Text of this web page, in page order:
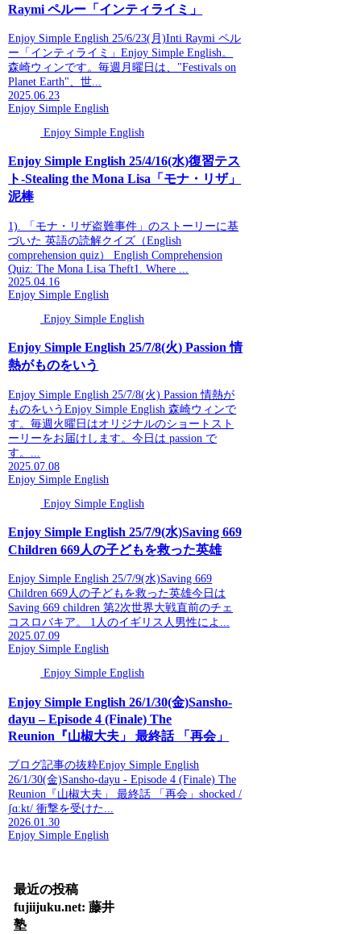
Raymi ペルー「インティライミ」
Enjoy Simple English 25/6/23(月)Inti Raymi ペル
ー「インティライミ」Enjoy Simple English。
森崎ウィンです。毎週月曜日は、"Festivals on
Planet Earth"、世...
2025.06.23
Enjoy Simple English
Enjoy Simple English
Enjoy Simple English 25/4/16(水)復習テス
ト-Stealing the Mona Lisa「モナ・リザ」
泥棒
1). 「モナ・リザ盗難事件」のストーリーに基
づいた 英語の読解クイズ（English
comprehension quiz） English Comprehension
Quiz: The Mona Lisa Theft1. Where ...
2025.04.16
Enjoy Simple English
Enjoy Simple English
Enjoy Simple English 25/7/8(火) Passion 情
熱がものをいう
Enjoy Simple English 25/7/8(火) Passion 情熱が
ものをいうEnjoy Simple English 森崎ウィンで
す。毎週火曜日はオリジナルのショートスト
ーリーをお届けします。今日は passion で
す。...
2025.07.08
Enjoy Simple English
Enjoy Simple English
Enjoy Simple English 25/7/9(水)Saving 669
Children 669人の子どもを救った英雄
Enjoy Simple English 25/7/9(水)Saving 669
Children 669人の子どもを救った英雄今日は
Saving 669 children 第2次世界大戦直前のチェ
コスロバキア。 1人のイギリス人男性によ...
2025.07.09
Enjoy Simple English
Enjoy Simple English
Enjoy Simple English 26/1/30(金)Sansho-
dayu – Episode 4 (Finale) The
Reunion『山椒大夫」 最終話 「再会」
ブログ記事の抜粋Enjoy Simple English
26/1/30(金)Sansho-dayu - Episode 4 (Finale) The
Reunion『山椒大夫」 最終話 「再会」shocked /
ʃɑːkt/ 衝撃を受けた...
2026.01.30
Enjoy Simple English
最近の投稿
fujiijuku.net: 藤井
塾